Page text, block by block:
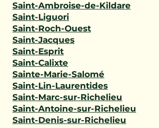
Saint-Ambroise-de-Kildare
Saint-Liguori
Saint-Roch-Ouest
Saint-Jacques
Saint-Esprit
Saint-Calixte
Sainte-Marie-Salomé
Saint-Lin-Laurentides
Saint-Marc-sur-Richelieu
Saint-Antoine-sur-Richelieu
Saint-Denis-sur-Richelieu